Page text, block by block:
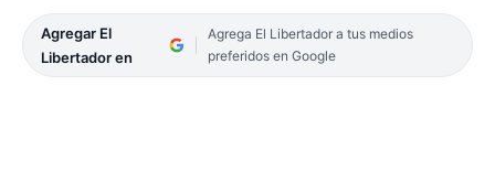
Agregar El
Libertador en
Agrega El Libertador a tus medios
preferidos en Google